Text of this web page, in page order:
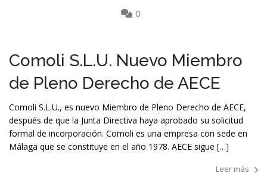
0
Comoli S.L.U. Nuevo Miembro
de Pleno Derecho de AECE
Comoli S.L.U., es nuevo Miembro de Pleno Derecho de AECE,
después de que la Junta Directiva haya aprobado su solicitud
formal de incorporación. Comoli es una empresa con sede en
Málaga que se constituye en el año 1978. AECE sigue […]
Leer más